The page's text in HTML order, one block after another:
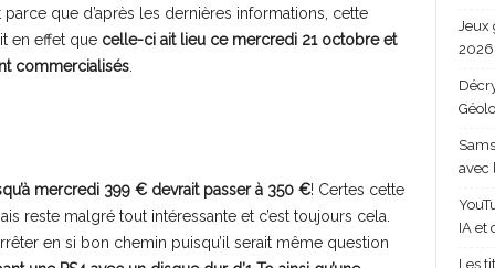
que d’après les dernières informations, cette
en effet que celle-ci ait lieu ce mercredi 21 octobre et
commercialisés.
mercredi 399 € devrait passer à 350 €! Certes cette
reste malgré tout intéressante et c’est toujours cela.
en si bon chemin puisqu’il serait même question
2026
avec
IA et
Les